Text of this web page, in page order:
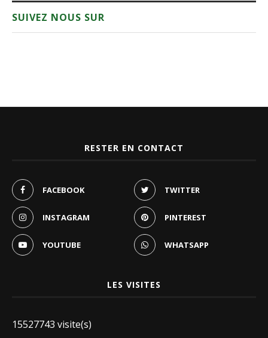
SUIVEZ NOUS SUR
RESTER EN CONTACT
FACEBOOK TWITTER
INSTAGRAM PINTEREST
YOUTUBE WHATSAPP
LES VISITES
15527743 visite(s)